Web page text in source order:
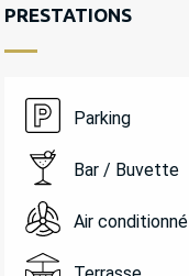
PRESTATIONS
Parking
Bar / Buvette
Air conditionné